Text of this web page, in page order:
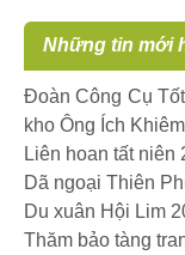
Những tin mới
Đoàn Công Cụ
kho Ông Ích
Liên hoan tất niên
Dã ngoại Thiên
Du xuân Hội Lim
Thăm bảo tàng